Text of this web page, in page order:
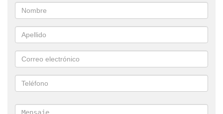
FILTROS NEUMÁTICOS
LUBRICADORES NEUMÁTICOS
CONEXIONES NEUMÁTICAS TUBOS NEUMÁTICOS
MANGUERAS NEUMÁTICAS
COMPRESORES INDUSTRIALES